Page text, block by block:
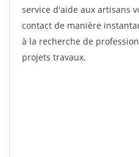
service d'aide aux artisans
contact de manière
à la recherche de
projets travaux.